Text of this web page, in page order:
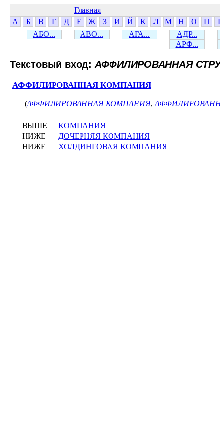
Главная
А
Б В Г Д Е Ж З И Й К Л М Н О П
АБО...
АВО... АГА...
АДР...
АРФ...
Текстовый вход: АФФИЛИРОВАННАЯ
АФФИЛИРОВАННАЯ КОМПАНИЯ
(АФФИЛИРОВАННАЯ КОМПАНИЯ,
ВЫШЕ
КОМПАНИЯ
НИЖЕ
ДОЧЕРНЯЯ КОМПАНИЯ
НИЖЕ
ХОЛДИНГОВАЯ КОМПАНИЯ